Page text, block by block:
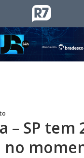
– SP tem